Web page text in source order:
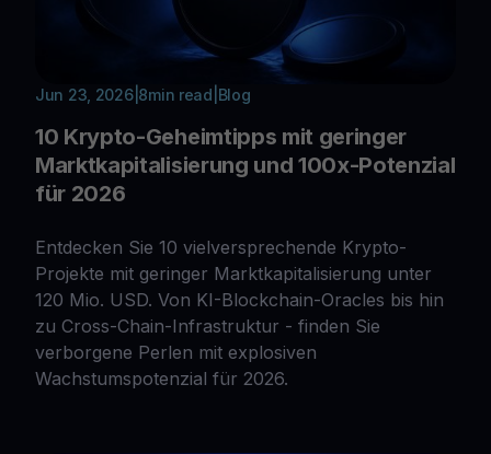
Jun 23, 2026| 8min read Blog
10 Krypto-Geheimtipps mit geringer
Marktkapitalisierung und 100x-Potenzial
für 2026
Entdecken Sie 10 vielversprechende Krypto-
Projekte mit geringer Marktkapitalisierung unter
120 Mio. USD. Von KI-Blockchain-Oracles bis hin
zu Cross-Chain-Infrastruktur - finden Sie
verborgene Perlen mit explosiven
Wachstumspotenzial für 2026.